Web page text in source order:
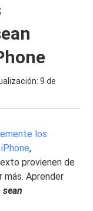
9 de
los
,
provienen de
más. Aprender